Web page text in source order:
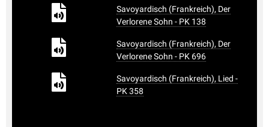
Savoyardisch (Frankreich), Der
Verlorene Sohn - PK 138
Savoyardisch (Frankreich), Der
Verlorene Sohn - PK 696
Savoyardisch (Frankreich), Lied -
PK 358